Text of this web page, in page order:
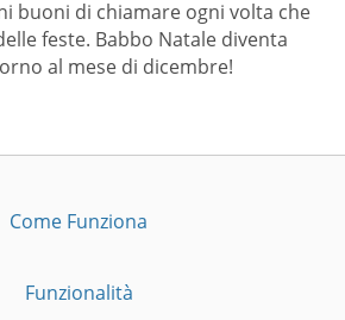
buoni di chiamare ogni volta che
feste. Babbo Natale diventa
al mese di dicembre!
Come Funziona
Funzionalità